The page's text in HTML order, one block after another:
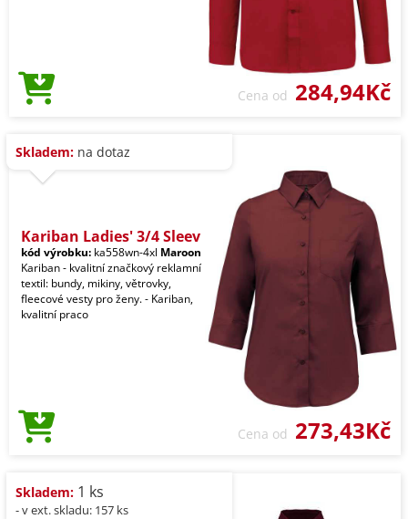
Cena od 284,94Kč
Skladem: na dotaz
Kariban Ladies' 3/4 Sleev
kód výrobku: ka558wn-4xl Maroon
Kariban - kvalitní značkový reklamní
textil: bundy, mikiny, větrovky,
fleecové vesty pro ženy. - Kariban,
kvalitní praco
Cena od 273,43Kč
Skladem: 1 ks
- v ext. skladu: 157 ks